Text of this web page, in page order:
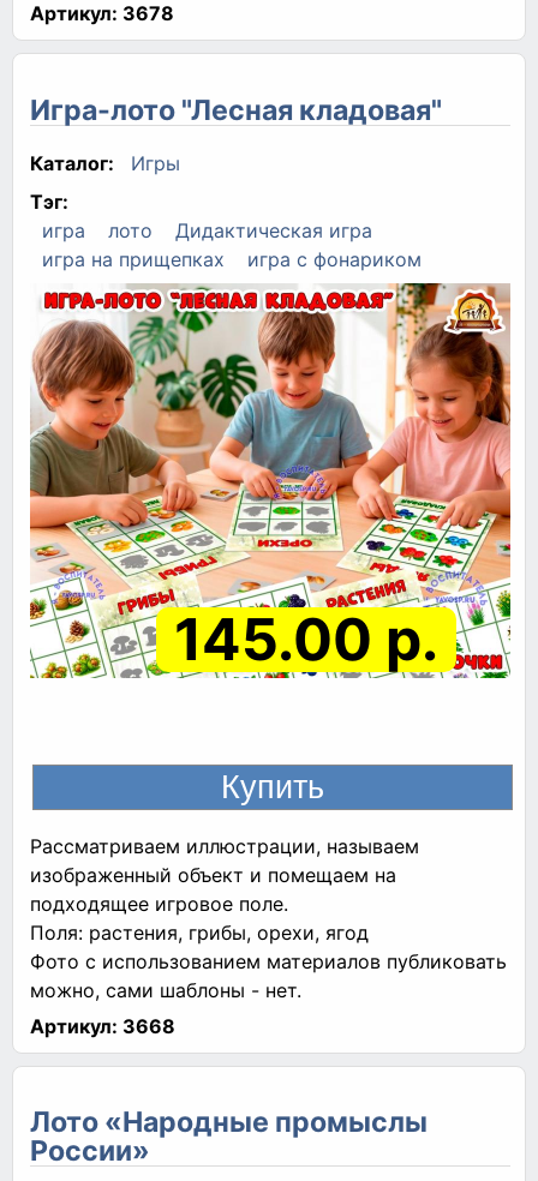
Артикул: 3678
Игра-лото "Лесная кладовая"
Каталог:
Игры
Тэг:
игра
лото
Дидактическая игра
игра на прищепках
игра с фонариком
145.00 р.
Рассматриваем иллюстрации, называем
изображенный объект и помещаем на
подходящее игровое поле.
Поля: растения, грибы, орехи, ягод
Фото с использованием материалов публиковать
можно, сами шаблоны - нет.
Артикул: 3668
Лото «Народные промыслы
России»